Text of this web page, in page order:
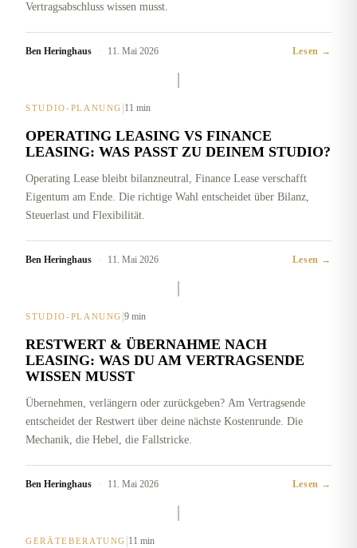
Vertragsabschluss wissen musst.
Ben Heringhaus · 11. Mai 2026 Lesen →
STUDIO-PLANUNG |11 min
OPERATING LEASING VS FINANCE
LEASING: WAS PASST ZU DEINEM STUDIO?
Operating Lease bleibt bilanzneutral, Finance Lease verschafft
Eigentum am Ende. Die richtige Wahl entscheidet über Bilanz,
Steuerlast und Flexibilität.
Ben Heringhaus · 11. Mai 2026 Lesen →
STUDIO-PLANUNG |9 min
RESTWERT & ÜBERNAHME NACH
LEASING: WAS DU AM VERTRAGSENDE
WISSEN MUSST
Übernehmen, verlängern oder zurückgeben? Am Vertragsende
entscheidet der Restwert über deine nächste Kostenrunde. Die
Mechanik, die Hebel, die Fallstricke.
Ben Heringhaus · 11. Mai 2026 Lesen →
GERÄTEBERATUNG |11 min